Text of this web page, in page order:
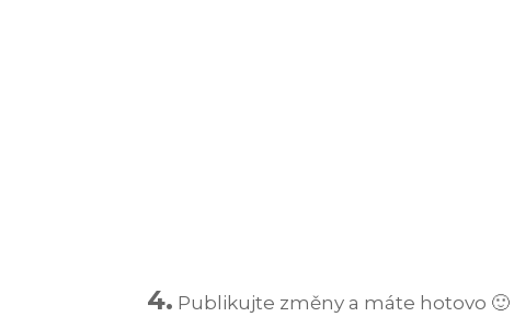
4. Publikujte změny a máte hotovo 🙂